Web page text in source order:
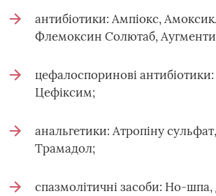
антибіотики: Ампіокс,
Флемоксин Солютаб,
цефалоспоринові
Цефіксим;
анальгетики: Атропіну
Трамадол;
спазмолітичні засоби: Но-